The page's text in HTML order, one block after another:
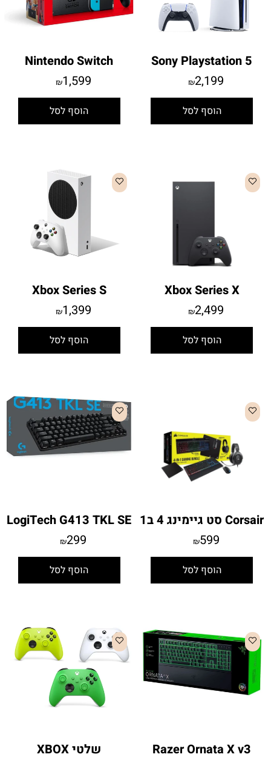
Sony Playstation 5
₪2,199
הוסף לסל
Nintendo Switch
₪1,599
הוסף לסל
Xbox Series X
₪2,499
הוסף לסל
Xbox Series S
₪1,399
הוסף לסל
Corsair סט גיימינג 4 ב1
₪599
הוסף לסל
LogiTech G413 TKL SE
₪299
הוסף לסל
Razer Ornata X v3 שלטי XBOX